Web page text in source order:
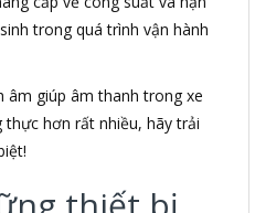
trong quá trình vận hành
âm giúp âm thanh trong xe
hơn rất nhiều, hãy trải